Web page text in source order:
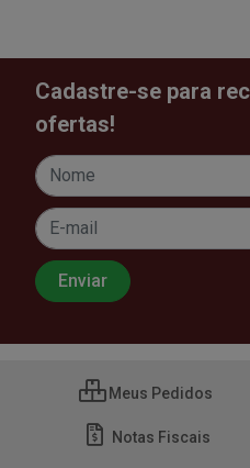
Cadastre-se para
ofertas!
Meus Pedidos
Notas Fiscais